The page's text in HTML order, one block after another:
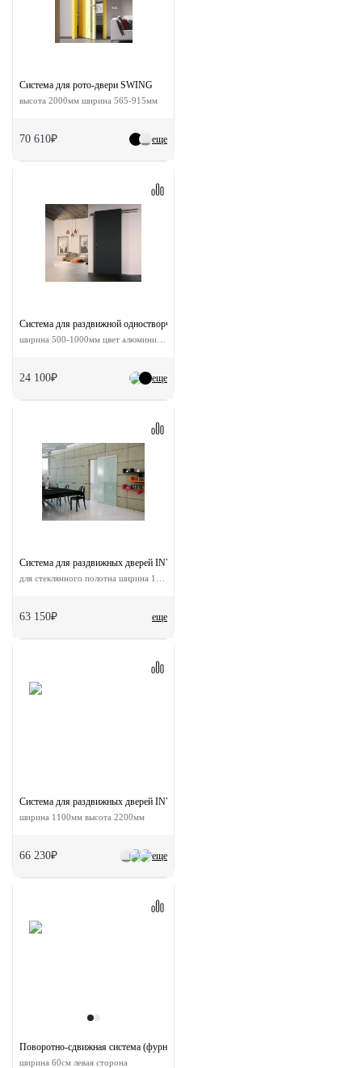
еще
Система для рото-двери SWING
высота 2000мм ширина 565-915мм
70 610₽
еще
Система для раздвижной одностворчатой двери ESTHETIC без доводчиков
24 100₽
еще
Система для раздвижных дверей INVISIBLE-2 GLASS 1100/8
63 150₽
еще
Система для раздвижных дверей INVISIBLE-2 FRAME 1100/2200 AS
ширина 1100мм высота 2200мм
66 230₽
Поворотно-сдвижная система (фурнитура) для дверей 180-TWICE LEFT 60
ширина 60см левая сторона